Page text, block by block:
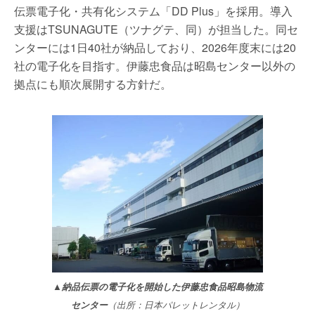
伝票電子化・共有化システム「DD Plus」を採用。導入
支援はTSUNAGUTE（ツナグテ、同）が担当した。同セ
ンターには1日40社が納品しており、2026年度末には20
社の電子化を目指す。伊藤忠食品は昭島センター以外の
拠点にも順次展開する方針だ。
▲納品伝票の電子化を開始した伊藤忠食品昭島物流
センター（出所：日本パレットレンタル）